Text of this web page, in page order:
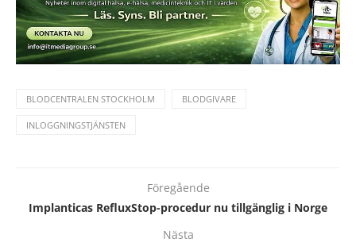
BLODCENTRALEN STOCKHOLM BLODGIVARE
INLOGGNINGSTJÄNSTEN
Föregående
Implanticas RefluxStop-procedur nu tillgänglig i Norge
Nästa